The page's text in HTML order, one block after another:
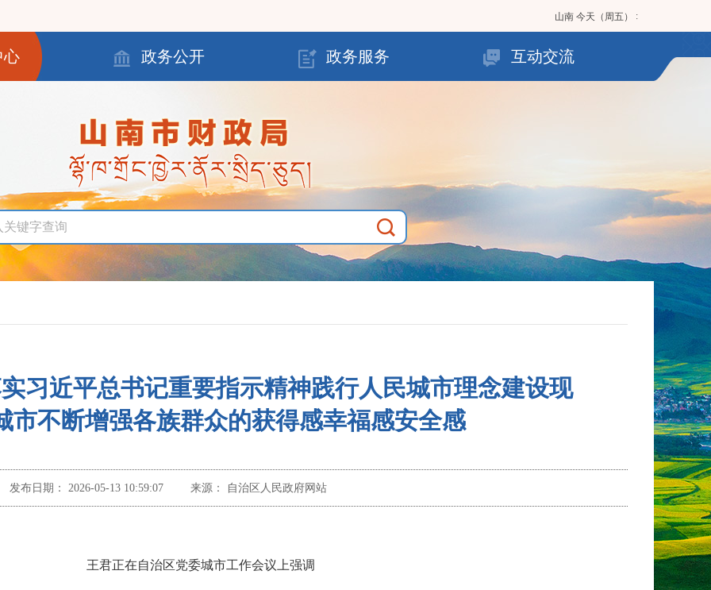
山南 今天（周五） :
心 政务公开 政务服务 互动交流
习近平总书记重要指示精神践行人民城市理念建设现
市不断增强各族群众的获得感幸福感安全感
发布日期： 2026-05-13 10:59:07 来源： 自治区人民政府网站
王君正在自治区党委城市工作会议上强调